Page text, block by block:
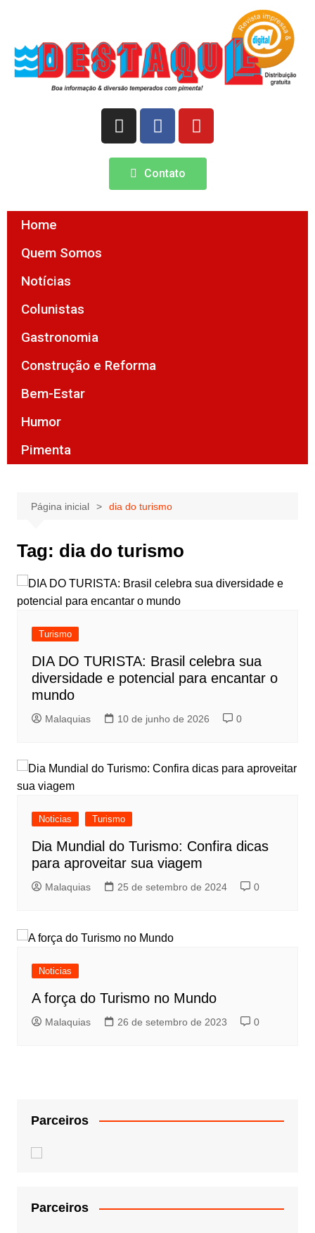
Contato
Home
Quem Somos
Notícias
Colunistas
Gastronomia
Construção e Reforma
Bem-Estar
Humor
Pimenta
Página inicial dia do turismo
Tag: dia do turismo
Turismo
DIA DO TURISTA: Brasil celebra sua
diversidade e potencial para encantar o
mundo
Malaquias 10 de junho de 2026 0
Noticias Turismo
Dia Mundial do Turismo: Confira dicas
para aproveitar sua viagem
Malaquias 25 de setembro de 2024 0
Noticias
A força do Turismo no Mundo
Malaquias 26 de setembro de 2023 0
Parceiros
Parceiros